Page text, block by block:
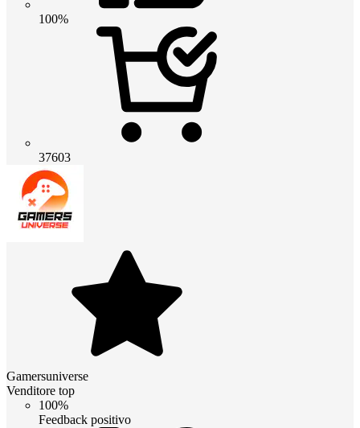
100%
37603
Gamersuniverse
Venditore top
100%
Feedback positivo